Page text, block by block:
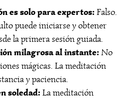
es solo para expertos: Falso.
puede iniciarse y obtener
la primera sesión guiada.
milagrosa al instante: No
mágicas. La meditación
y paciencia.
soledad: La meditación